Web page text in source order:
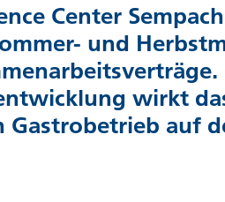
Center
und
wirkt
auf